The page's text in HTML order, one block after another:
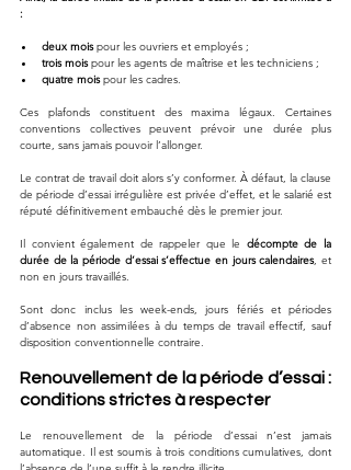
:
deux mois pour les ouvriers et employés ;
trois mois pour les agents de maîtrise et les techniciens ;
quatre mois pour les cadres.
Ces plafonds constituent des maxima légaux. Certaines
conventions collectives peuvent prévoir une durée plus
courte, sans jamais pouvoir l’allonger.
Le contrat de travail doit alors s’y conformer. À défaut, la clause
de période d’essai irrégulière est privée d’effet, et le salarié est
réputé définitivement embauché dès le premier jour.
Il convient également de rappeler que le décompte de la
durée de la période d’essai s’effectue en jours calendaires, et
non en jours travaillés.
Sont donc inclus les week-ends, jours fériés et périodes
d’absence non assimilées à du temps de travail effectif, sauf
disposition conventionnelle contraire.
Renouvellement de la période d’essai :
conditions strictes à respecter
Le renouvellement de la période d’essai n’est jamais
automatique. Il est soumis à trois conditions cumulatives, dont